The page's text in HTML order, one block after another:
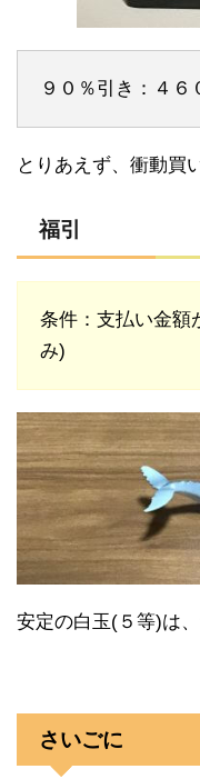
９０％引き：４
とりあえず、衝動買
福引
条件：支払い金額
み)
安定の白玉(５等)は
さいごに